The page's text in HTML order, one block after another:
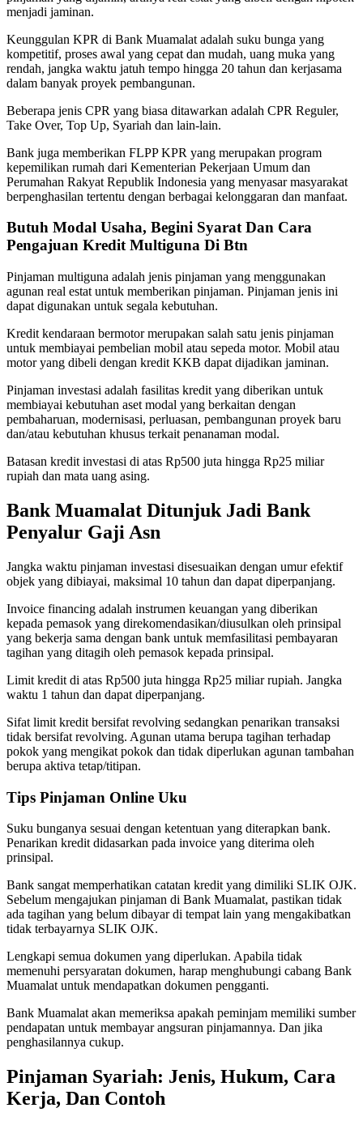
menjadi jaminan.
Keunggulan KPR di Bank Muamalat adalah suku bunga yang
kompetitif, proses awal yang cepat dan mudah, uang muka yang
rendah, jangka waktu jatuh tempo hingga 20 tahun dan kerjasama
dalam banyak proyek pembangunan.
Beberapa jenis CPR yang biasa ditawarkan adalah CPR Reguler,
Take Over, Top Up, Syariah dan lain-lain.
Bank juga memberikan FLPP KPR yang merupakan program
kepemilikan rumah dari Kementerian Pekerjaan Umum dan
Perumahan Rakyat Republik Indonesia yang menyasar masyarakat
berpenghasilan tertentu dengan berbagai kelonggaran dan manfaat.
Butuh Modal Usaha, Begini Syarat Dan Cara
Pengajuan Kredit Multiguna Di Btn
Pinjaman multiguna adalah jenis pinjaman yang menggunakan
agunan real estat untuk memberikan pinjaman. Pinjaman jenis ini
dapat digunakan untuk segala kebutuhan.
Kredit kendaraan bermotor merupakan salah satu jenis pinjaman
untuk membiayai pembelian mobil atau sepeda motor. Mobil atau
motor yang dibeli dengan kredit KKB dapat dijadikan jaminan.
Pinjaman investasi adalah fasilitas kredit yang diberikan untuk
membiayai kebutuhan aset modal yang berkaitan dengan
pembaharuan, modernisasi, perluasan, pembangunan proyek baru
dan/atau kebutuhan khusus terkait penanaman modal.
Batasan kredit investasi di atas Rp500 juta hingga Rp25 miliar
rupiah dan mata uang asing.
Bank Muamalat Ditunjuk Jadi Bank
Penyalur Gaji Asn
Jangka waktu pinjaman investasi disesuaikan dengan umur efektif
objek yang dibiayai, maksimal 10 tahun dan dapat diperpanjang.
Invoice financing adalah instrumen keuangan yang diberikan
kepada pemasok yang direkomendasikan/diusulkan oleh prinsipal
yang bekerja sama dengan bank untuk memfasilitasi pembayaran
tagihan yang ditagih oleh pemasok kepada prinsipal.
Limit kredit di atas Rp500 juta hingga Rp25 miliar rupiah. Jangka
waktu 1 tahun dan dapat diperpanjang.
Sifat limit kredit bersifat revolving sedangkan penarikan transaksi
tidak bersifat revolving. Agunan utama berupa tagihan terhadap
pokok yang mengikat pokok dan tidak diperlukan agunan tambahan
berupa aktiva tetap/titipan.
Tips Pinjaman Online Uku
Suku bunganya sesuai dengan ketentuan yang diterapkan bank.
Penarikan kredit didasarkan pada invoice yang diterima oleh
prinsipal.
Bank sangat memperhatikan catatan kredit yang dimiliki SLIK OJK.
Sebelum mengajukan pinjaman di Bank Muamalat, pastikan tidak
ada tagihan yang belum dibayar di tempat lain yang mengakibatkan
tidak terbayarnya SLIK OJK.
Lengkapi semua dokumen yang diperlukan. Apabila tidak
memenuhi persyaratan dokumen, harap menghubungi cabang Bank
Muamalat untuk mendapatkan dokumen pengganti.
Bank Muamalat akan memeriksa apakah peminjam memiliki sumber
pendapatan untuk membayar angsuran pinjamannya. Dan jika
penghasilannya cukup.
Pinjaman Syariah: Jenis, Hukum, Cara
Kerja, Dan Contoh